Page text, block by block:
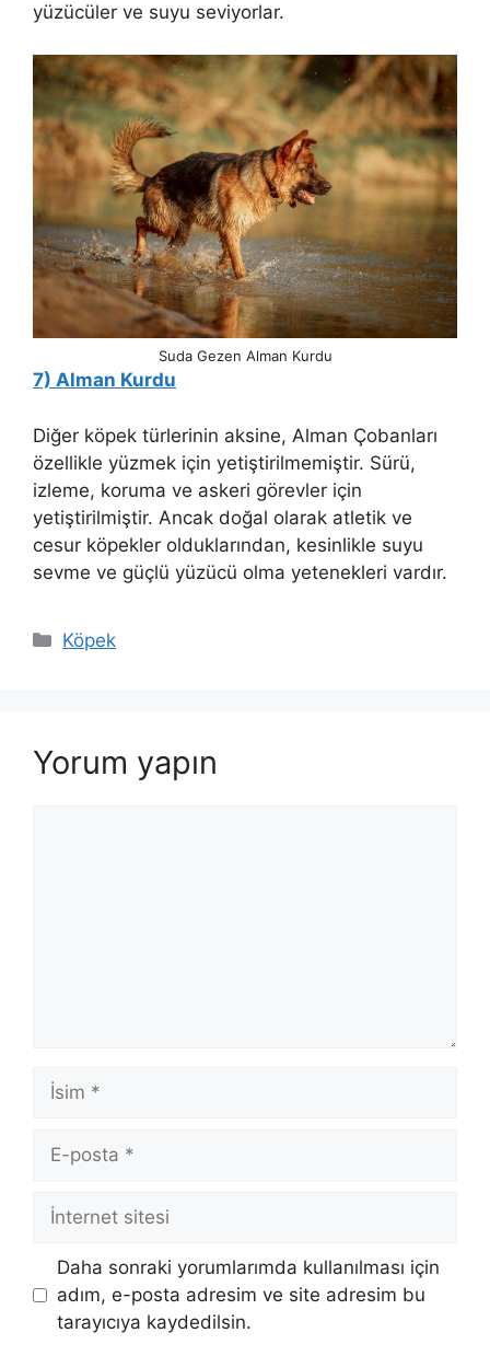
yüzücüler ve suyu seviyorlar.
Suda Gezen Alman Kurdu
7) Alman Kurdu
Diğer köpek türlerinin aksine, Alman Çobanları
özellikle yüzmek için yetiştirilmemiştir. Sürü,
izleme, koruma ve askeri görevler için
yetiştirilmiştir. Ancak doğal olarak atletik ve
cesur köpekler olduklarından, kesinlikle suyu
sevme ve güçlü yüzücü olma yetenekleri vardır.
Kategoriler
Köpek
Yorum yapın
İsim
posta
İnternet
sitesi
Daha sonraki yorumlarımda kullanılması için
adım, e-posta adresim ve site adresim bu
tarayıcıya kaydedilsin.